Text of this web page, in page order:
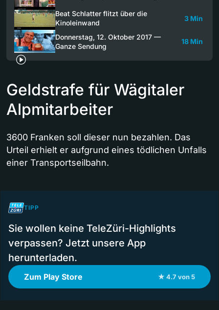
Beat Schlatter flitzt über die
Kinoleinwand
3 Min
Donnerstag, 12. Oktober 2017 —
Ganze Sendung
18 Min
Geldstrafe für Wägitaler
Alpmitarbeiter
3600 Franken soll dieser nun bezahlen. Das
Urteil erhielt er aufgrund eines tödlichen Unfalls
einer Transportseilbahn.
TIPP
Sie wollen keine TeleZüri-Highlights
verpassen? Jetzt unsere App
herunterladen.
Zum Play Store ★ 4.7 von 5